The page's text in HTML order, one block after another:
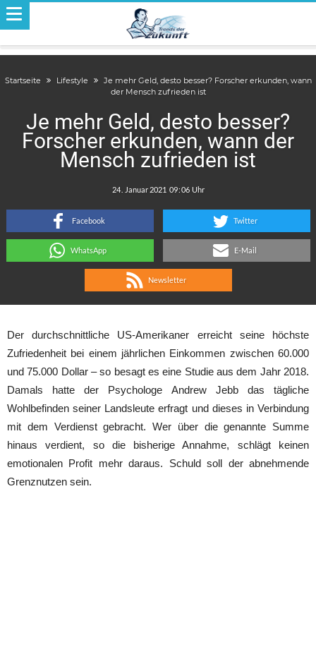
Startseite Lifestyle
Je mehr Geld, desto besser? Forscher erkunden, wann
der Mensch zufrieden ist
Je mehr Geld, desto besser?
Forscher erkunden, wann der
Mensch zufrieden ist
:
Facebook Twitter
WhatsApp E-Mail
Newsletter
Der durchschnittliche US-Amerikaner erreicht seine höchste
Zufriedenheit bei einem jährlichen Einkommen zwischen 60.000
und 75.000 Dollar – so besagt es eine Studie aus dem Jahr 2018.
Damals hatte der Psychologe Andrew Jebb das tägliche
Wohlbefinden seiner Landsleute erfragt und dieses in Verbindung
mit dem Verdienst gebracht. Wer über die genannte Summe
hinaus verdient, so die bisherige Annahme, schlägt keinen
emotionalen Profit mehr daraus. Schuld soll der abnehmende
Grenznutzen sein.